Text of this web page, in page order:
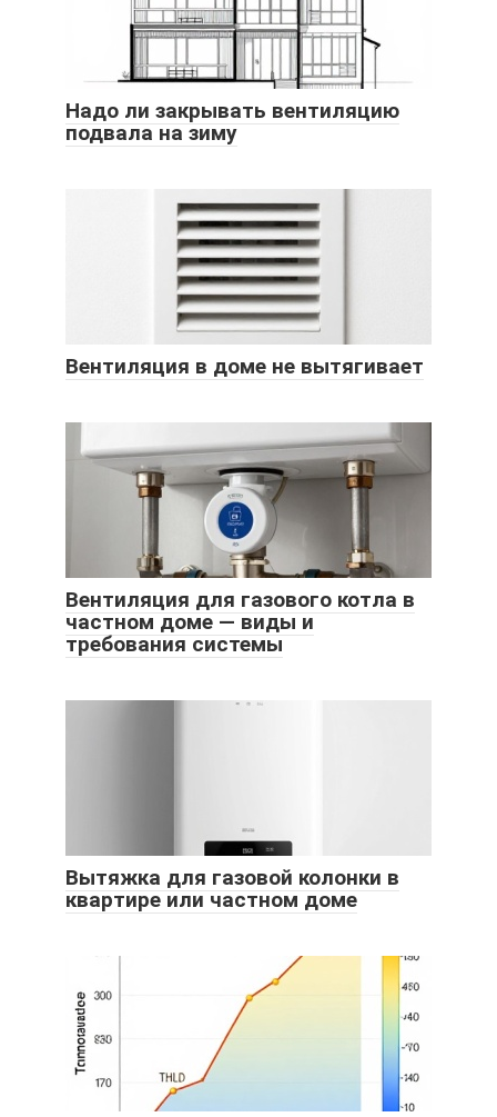
Надо ли закрывать вентиляцию
подвала на зиму
Вентиляция в доме не вытягивает
Вентиляция для газового котла в
частном доме — виды и
требования системы
Вытяжка для газовой колонки в
квартире или частном доме